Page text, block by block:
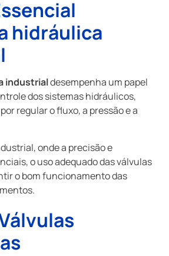
hidráulica
industrialdesempenha um papel
dos sistemas hidráulicos,
regular o fluxo, a pressão e a
onde a precisão e
o uso adequado das válvulas
o bom funcionamento das